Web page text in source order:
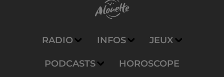
RADIO INFOS JEUX
PODCASTS HOROSCOPE